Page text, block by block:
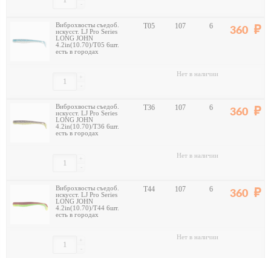
-
Виброхвосты съедоб.
искусст. LJ Pro Series
LONG JOHN
4.2in(10.70)/T05 6шт.
есть в городах
T05 107 6 360
-
+ Нет в наличии
Виброхвосты съедоб.
искусст. LJ Pro Series
LONG JOHN
4.2in(10.70)/T36 6шт.
есть в городах
T36 107 6 360
-
+ Нет в наличии
Виброхвосты съедоб.
искусст. LJ Pro Series
LONG JOHN
4.2in(10.70)/T44 6шт.
есть в городах
T44 107 6 360
-
+ Нет в наличии